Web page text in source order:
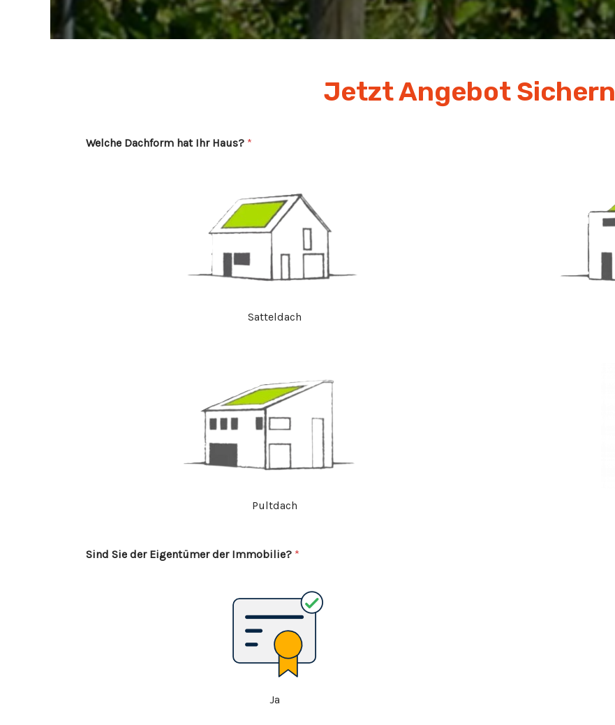
Jetzt Angebot Sichern
Welche Dachform hat Ihr Haus? *
Satteldach
Pultdach
Sind Sie der Eigentümer der Immobilie? *
Ja